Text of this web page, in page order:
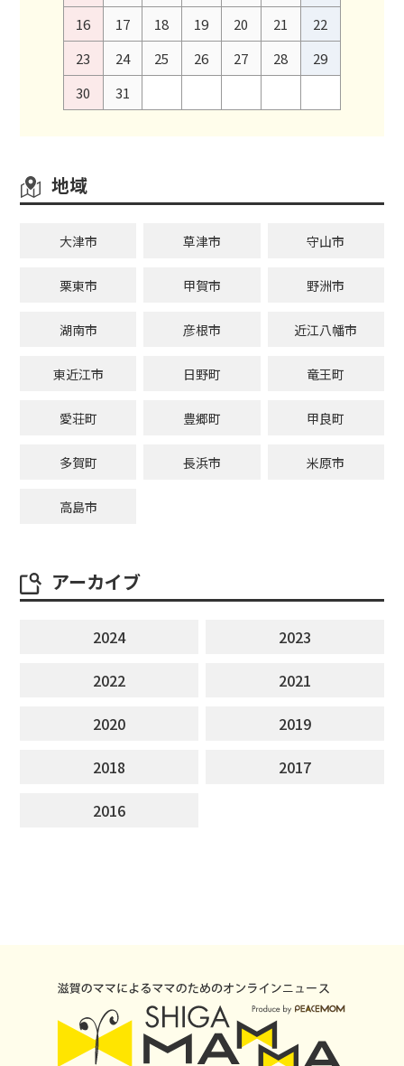
16
17 18 19 20 21
22
23
24 25 26 27 28
29
30
31
地域
大津市 草津市 守山市
栗東市 甲賀市 野洲市
湖南市 彦根市 近江八幡市
東近江市 日野町 竜王町
愛荘町 豊郷町 甲良町
多賀町 長浜市 米原市
高島市
アーカイブ
2024
2023
2022
2021
2020
2019
2018
2017
2016